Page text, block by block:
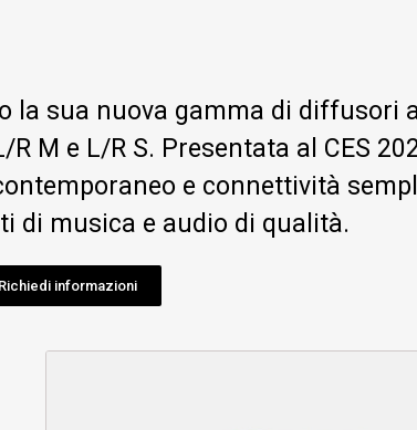
la sua nuova gamma di diffusori
M e L/R S. Presentata al CES
e connettività
di musica e audio di qualità.
Richiedi informazioni